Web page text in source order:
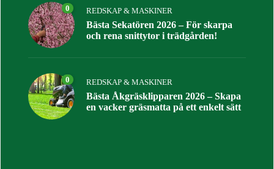
0 REDSKAP & MASKINER
Bästa Sekatören 2026 – För skarpa
och rena snittytor i trädgården!
0 REDSKAP & MASKINER
Bästa Åkgräsklipparen 2026 – Skapa
en vacker gräsmatta på ett enkelt sätt